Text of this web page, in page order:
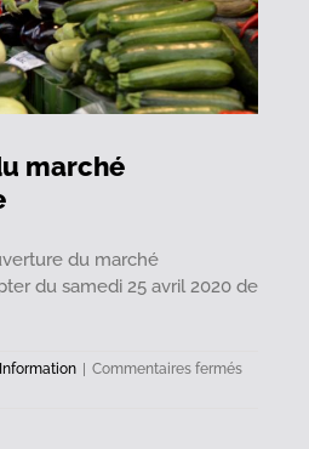
marché
du marché
du samedi 25 avril 2020 de
Information | Commentaires ferméssur